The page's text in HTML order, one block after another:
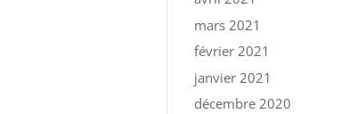
mars 2021
février 2021
janvier 2021
décembre 2020